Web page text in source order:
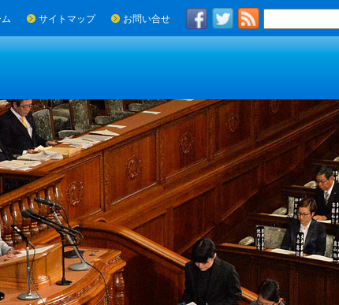
サイトマップ お問い合せ